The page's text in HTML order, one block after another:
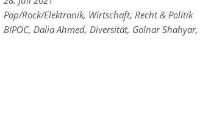
Links
zu
Pop/Rock/Elektronik, Wirtschaft, Recht & Politik
Links
BIPOC, Dalia Ahmed, Diversität, Golnar Shahyar,